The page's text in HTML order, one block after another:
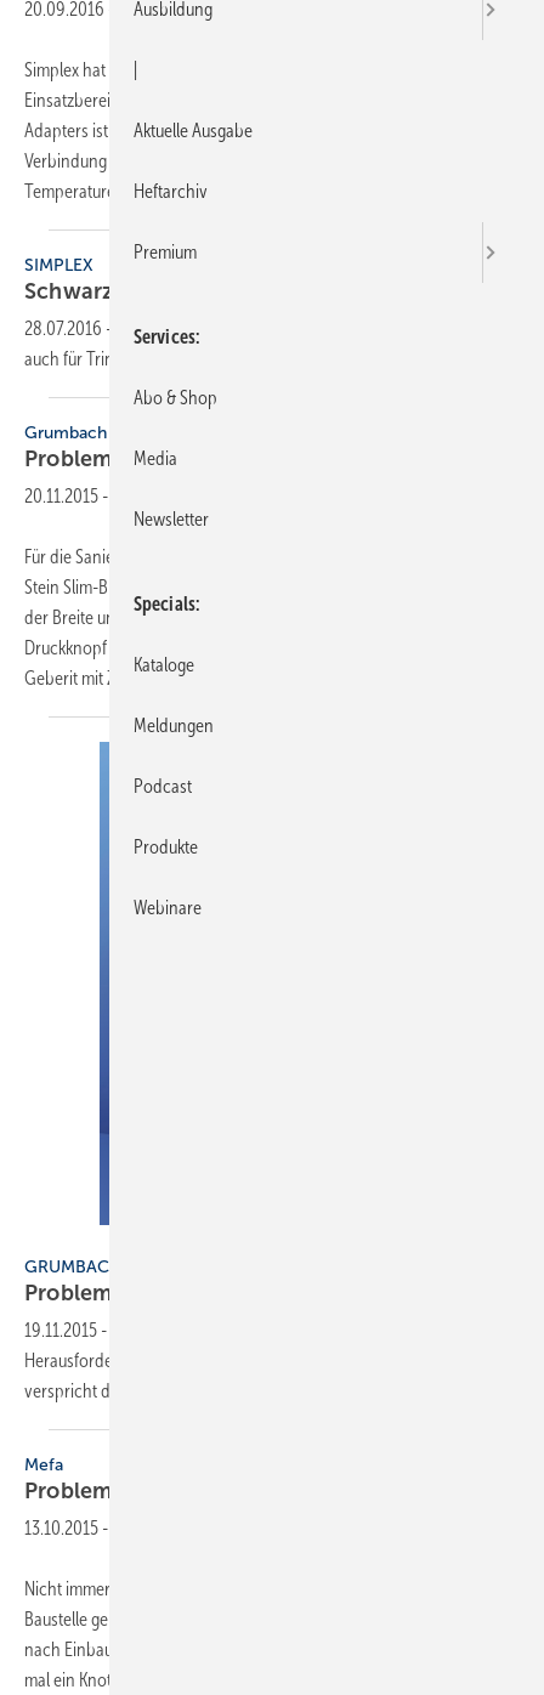
20.09.2016
Simplex hat die Produktserie Schwarzrohradapter Plus für die
Einsatzbereiche Heizung und Trinkwasser vorgestellt. Basis des
Adapters ist die Klemmverschraubungs-Technologie. Sie ermöglicht in
Verbindung mit der Materialwahl den Einsatz bei hohen
Temperaturen und die Verwendung
SIMPLEX
Schwarzrohradapter als
28.07.2016 -
Die neue Generation des Schwarzrohradapters PLUS ist
auch für Trinkwasser
Grumbach
Problemlöser für
20.11.2015 -
Für die Sanierung langgestreckter Mini-Bäder hat Grumbach den WC-
Stein Slim-Block zur Vorwandinstallation entwickelt. Er misst 20 cm in
der Breite und wird in zwei Varianten angeboten: einmal mit
Druckknopf oder passend zu den Betätigungsplatten Omega von
Geberit mitZwei-Mengen-Spültechnik...
GRUMBACH
Problemlöser für
19.11.2015 -
Herausforderung für jeden Installateur. Abhilfe mit flexiblen Lösungen
verspricht der WC-Stein Slim-Block zur
Mefa
Problemlöser für
13.10.2015 -
Nicht immer kann eine Konstruktion aus Montageschienen auf der
Baustelle genau so realisiert werden wie ursprünglich geplant. Je
nach Einbausituation benötigt der Verarbeiter für Eckverbindungen
mal ein Knotendreieck, mal einen Eckverbinder oder eine Lasche. Für
Ausbildung
Aktuelle Ausgabe
Heftarchiv
Premium
Services
Abo & Shop
Media
Newsletter
Specials
Kataloge
Meldungen
Podcast
Produkte
Webinare